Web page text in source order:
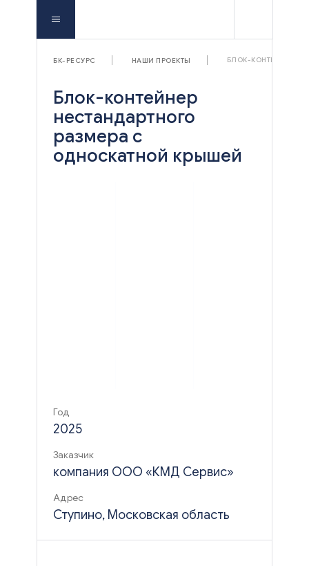
БК-РЕСУРС НАШИ ПРОЕКТЫ БЛОК-КОНТЕЙНЕР
Блок-контейнер
нестандартного
размера с
односкатной крышей
Год
2025
Заказчик
компания ООО «КМД Сервис»
Адрес
Ступино, Московская область